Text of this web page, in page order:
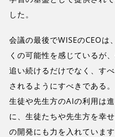
した。
会議の最後でWISEのCEOは
くの可能性を感じているが
追い続けるだけでなく、す
されるようにすべきである
生徒や先生方のAIの利用は
に、生徒たちや先生方を幸
の開発にも力を入れています